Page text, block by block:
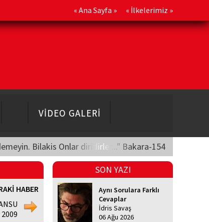
« Ana Sayfa » « İlkelerimiz »
VİDEO GALERİ
Bilakis Onlar diridirler..." Bakara-154
HABER
SON YAZI
Aynı Sorulara Farklı
Cevaplar
İdris Savaş
06 Ağu 2026